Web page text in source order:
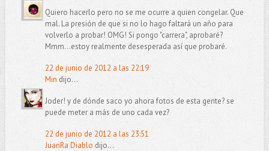
Quiero hacerlo pero no se me ocurre a quien congelar. Que
mal. La presión de que si no lo hago faltará un año para
volverlo a probar! OMG! Si pongo "carrera", aprobaré?
Mmm...estoy realmente desesperada así que probaré.
22 de junio de 2012 a las 22:19
Min dijo...
Joder! y de dónde saco yo ahora fotos de esta gente? se
puede meter a más de uno cada vez?
22 de junio de 2012 a las 23:51
JuanRa Diablo dijo...